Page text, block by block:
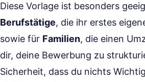
Diese Vorlage ist besonders
Berufstätige, die ihr erstes
sowie für Familien, die einen
dir, deine Bewerbung zu
Sicherheit, dass du nichts